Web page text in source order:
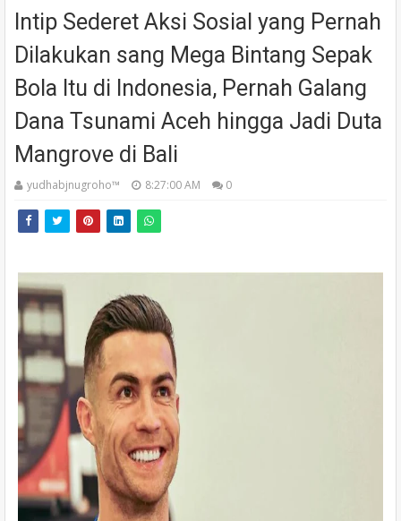
Intip Sederet Aksi Sosial yang Pernah
Dilakukan sang Mega Bintang Sepak
Bola Itu di Indonesia, Pernah Galang
Dana Tsunami Aceh hingga Jadi Duta
Mangrove di Bali
yudhabjnugroho™️ 8:27:00 AM 0